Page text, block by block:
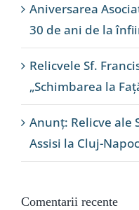
Aniversarea
30 de ani de la
Relicvele Sf.
„Schimbarea la
Anunț: Relicve ale
Assisi la Cluj-
Comentarii recente